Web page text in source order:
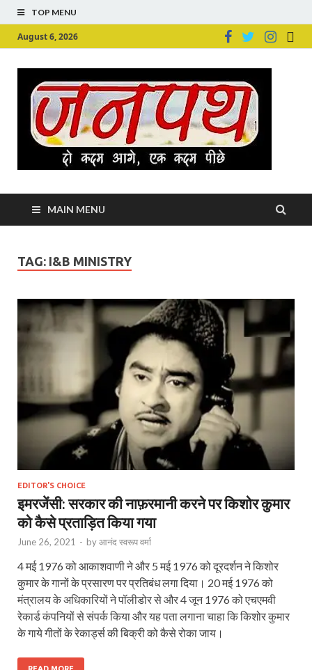
TOP MENU
August 6, 2026
MAIN MENU
TAG: I&B MINISTRY
EDITOR'S CHOICE
इमरजेंसी: सरकार की नाफ़रमानी करने पर किशोर कुमार
को कैसे प्रताड़ित किया गया
June 26, 2021 - byआनंद स्वरूप वर्मा
4 मई 1976 को आकाशवाणी ने और 5 मई 1976 को दूरदर्शन ने किशोर
कुमार के गानों के प्रसारण पर प्रतिबंध लगा दिया। 20 मई 1976 को
मंत्रालय के अधिकारियों ने पॉलीडोर से और 4 जून 1976 को एचएमवी
रेकार्ड कंपनियों से संपर्क किया और यह पता लगाना चाहा कि किशोर कुमार
के गाये गीतों के रेकार्ड्स की बिक्री को कैसे रोका जाय।